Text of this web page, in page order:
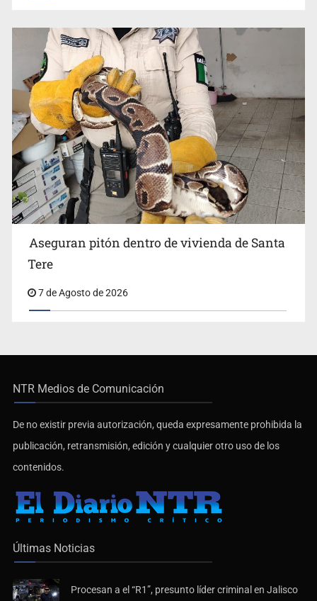
Aseguran pitón dentro de vivienda de Santa
Tere
7 de Agosto de 2026
NTR Medios de Comunicación
De no existir previa autorización, queda expresamente prohibida la
publicación, retransmisión, edición y cualquier otro uso de los
contenidos.
Últimas Noticias
Procesan a el “R1”, presunto líder criminal en Jalisco